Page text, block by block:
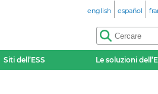
english español
Siti dell’ESS Le soluzioni